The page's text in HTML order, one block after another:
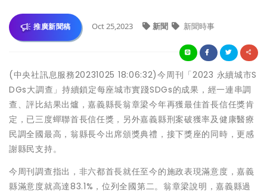
推廣新聞稿 Oct 25,2023 新聞 新聞時事
(中央社訊息服務20231025 18:06:32)今周刊「2023 永續城市S
DGs大調查」持續鎖定每座城市實踐SDGs的成果，經一連串調
查、評比結果出爐，嘉義縣長翁章梁今年再獲最佳首長信任獎肯
定，已三度蟬聯首長信任獎，另外嘉義縣刑案破獲率及健康醫療
民調全國最高，翁縣長今出席頒獎典禮，接下獎座的同時，更感
謝縣民支持。
今周刊調查指出，非六都首長就任至今的施政表現滿意度，嘉義
縣滿意度就高達83.1%，位列全國第二。翁章梁說明，嘉義縣過